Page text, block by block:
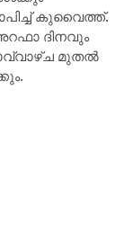
കുവൈത്ത്.
ദിനവും
മുതൽ